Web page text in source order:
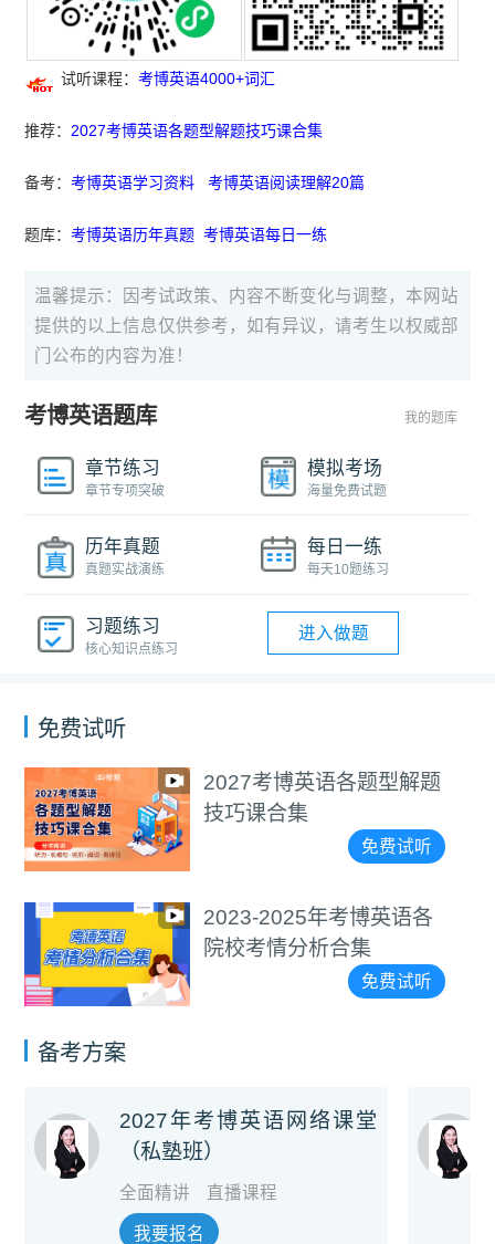
试听课程：考博英语4000+词汇
推荐： 2027考博英语各题型解题技巧课合集
备考：考博英语学习资料 考博英语阅读理解20篇
题库：考博英语历年真题 考博英语每日一练
温馨提示：因考试政策、内容不断变化与调整，本网站
提供的以上信息仅供参考，如有异议，请考生以权威部
门公布的内容为准！
考博英语题库 我的题库
章节练习
章节专项突破
模拟考场
海量免费试题
历年真题
真题实战演练
每日一练
每天10题练习
习题练习
核心知识点练习
进入做题
免费试听
2027考博英语各题型解题
技巧课合集
免费试听
2023-2025年考博英语各
院校考情分析合集
免费试听
备考方案
2027年考博英语网络课堂
（私塾班）
全面精讲 直播课程
我要报名